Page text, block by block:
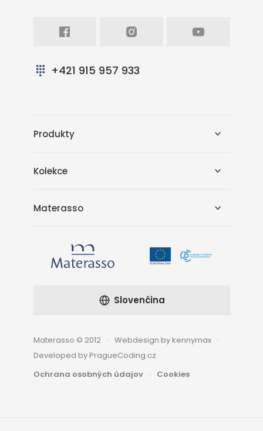
+421 915 957 933
Produkty
Kolekce
Materasso
Materasso © 2012
Webdesign by kennymax
Developed by PragueCoding.cz
Ochrana osobných údajov
Cookies
Slovenčina